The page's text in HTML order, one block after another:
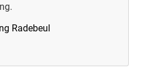
Radebeul